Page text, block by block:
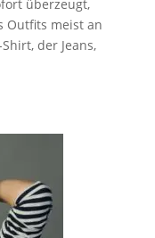
überzeugt,
Outfits meist an
der Jeans,